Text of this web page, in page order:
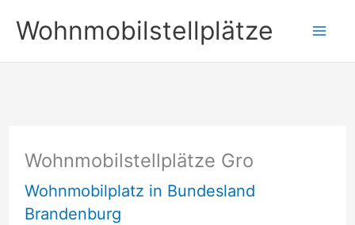
Inhalt
springen
Wohnmobilstellplätze
Wohnmobilstellplätze Gro
Wohnmobilplatz in Bundesland
Brandenburg